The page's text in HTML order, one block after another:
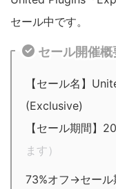
セール中です。
セール開催概
【セール名】
(Exclusive)
【セール期間】
ます）
73%オフ→セール